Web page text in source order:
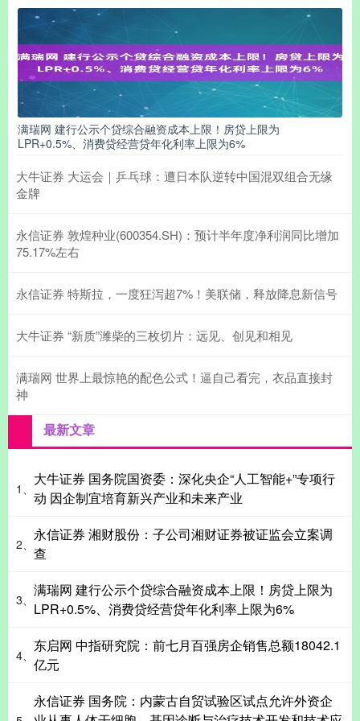
满瑞网 建行公示个贷综合融资成本上限！房贷上限为
LPR+0.5%、消费贷经营贷年化利率上限为6%
大牛证券 大运会｜乒乓球：遭日本队逆转中国混双组合无缘
金牌
永信证券 敦煌种业(600354.SH)：预计半年度净利润同比增加
75.17%左右
永信证券 特斯拉，一度狂泻超7%！美联储，释放降息新信号
大牛证券 “新质”潍柴的三枚切片：远见、创见和相见
满瑞网 世界上最惊艳的配色公式！逼自己看完，衣品直接封
神
最新文章
1、
大牛证券 国务院国资委：深化央企“人工智能+”专项行
动 因企制宜培育新兴产业和未来产业
2、
永信证券 湘财股份：子公司湘财证券被证监会立案调
查
3、
满瑞网 建行公示个贷综合融资成本上限！房贷上限为
LPR+0.5%、消费贷经营贷年化利率上限为6%
4、
东启网 中指研究院：前七月百强房企销售总额18042.1
亿元
永信证券 国务院：内蒙古自贸试验区试点允许外资企